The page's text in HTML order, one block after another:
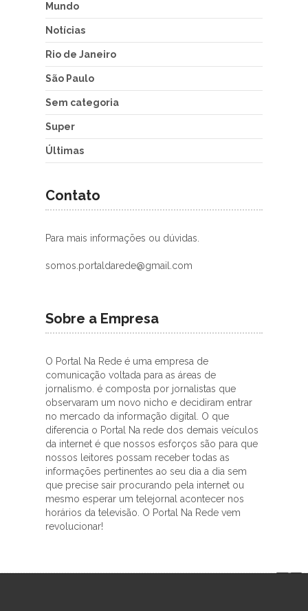
Mundo
Notícias
Rio de Janeiro
São Paulo
Sem categoria
Super
Últimas
Contato
Para mais informações ou dúvidas.
somos.portaldarede@gmail.com
Sobre a Empresa
O Portal Na Rede é uma empresa de
comunicação voltada para as áreas de
jornalismo. é composta por jornalistas que
observaram um novo nicho e decidiram entrar
no mercado da informação digital. O que
diferencia o Portal Na rede dos demais veículos
da internet é que nossos esforços são para que
nossos leitores possam receber todas as
informações pertinentes ao seu dia a dia sem
que precise sair procurando pela internet ou
mesmo esperar um telejornal acontecer nos
horários da televisão. O Portal Na Rede vem
revolucionar!